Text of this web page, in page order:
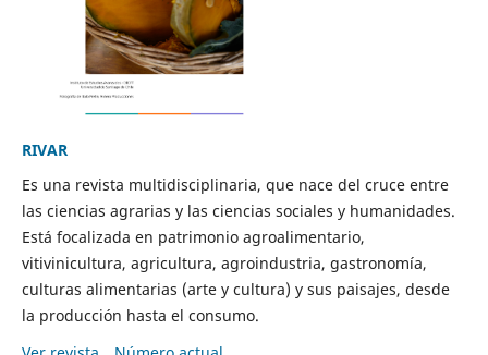
RIVAR
Es una revista multidisciplinaria, que nace del cruce entre
las ciencias agrarias y las ciencias sociales y humanidades.
Está focalizada en patrimonio agroalimentario,
vitivinicultura, agricultura, agroindustria, gastronomía,
culturas alimentarias (arte y cultura) y sus paisajes, desde
la producción hasta el consumo.